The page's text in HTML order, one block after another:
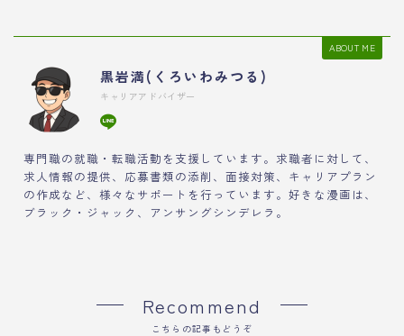
ABOUT ME
黒岩満(くろいわみつる)
キャリアアドバイザー
専門職の就職・転職活動を支援しています。求職者に対して、
求人情報の提供、応募書類の添削、面接対策、キャリアプラン
の作成など、様々なサポートを行っています。好きな漫画は、
ブラック・ジャック、アンサングシンデレラ。
Recommend
こちらの記事もどうぞ